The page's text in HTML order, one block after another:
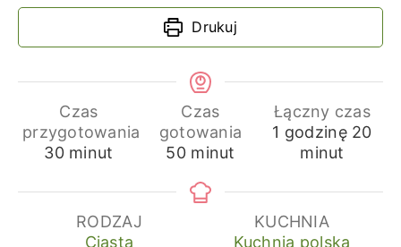
Drukuj
Czas
przygotowania
30minuty
minut
Czas
gotowania
50minuty
minut
Łączny czas
1 godzina
godzinę 20
minut
RODZAJ
Ciasta
KUCHNIA
Kuchnia polska